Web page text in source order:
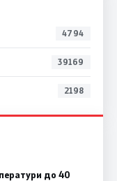
4794
39169
2198
до 40